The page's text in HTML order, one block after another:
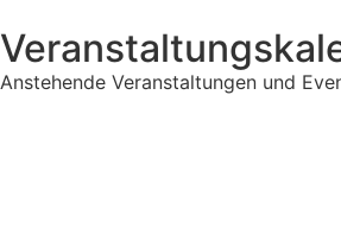
Anstehende Veranstaltungen und